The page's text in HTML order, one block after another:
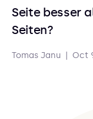
Seite besser
Seiten?
Tomas Janu Oct